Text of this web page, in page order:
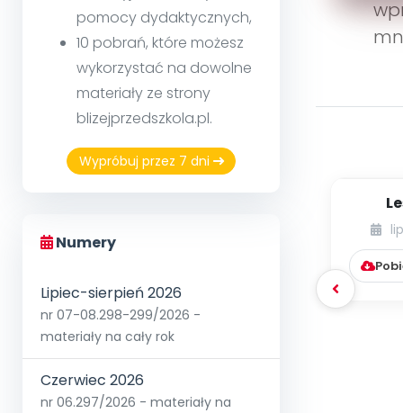
pomocy dydaktycznych,
10 pobrań, które możesz
wykorzystać na dowolne
materiały ze strony
blizejprzedszkola.pl.
Wypróbuj przez 7 dni
Numery
Lipiec-sierpień 2026
nr 07-08.298-299/2026 -
materiały na cały rok
Czerwiec 2026
nr 06.297/2026 - materiały na